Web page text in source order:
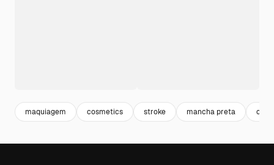
maquiagem cosmetics stroke mancha preta